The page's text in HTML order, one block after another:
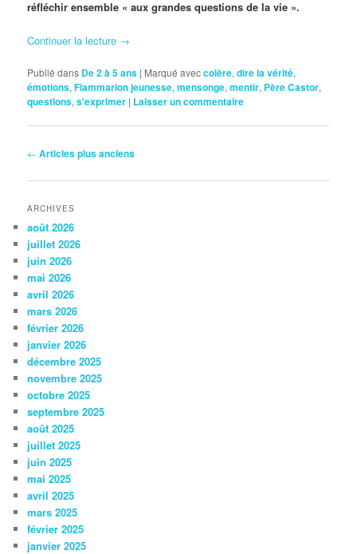
réfléchir ensemble « aux grandes questions de la vie ».
Continuer la lecture →
Publié dans De 2 à 5 ans | Marqué aveccolère,dire la vérité,
émotions,Flammarion jeunesse,mensonge,mentir, Père Castor,
questions,s'exprimer | Laisser un commentaire
Navigation
articles
← Articles plus anciens
ARCHIVES
août 2026
juillet 2026
juin 2026
mai 2026
avril 2026
mars 2026
février 2026
janvier 2026
décembre 2025
novembre 2025
octobre 2025
septembre 2025
août 2025
juillet 2025
juin 2025
mai 2025
avril 2025
mars 2025
février 2025
janvier 2025